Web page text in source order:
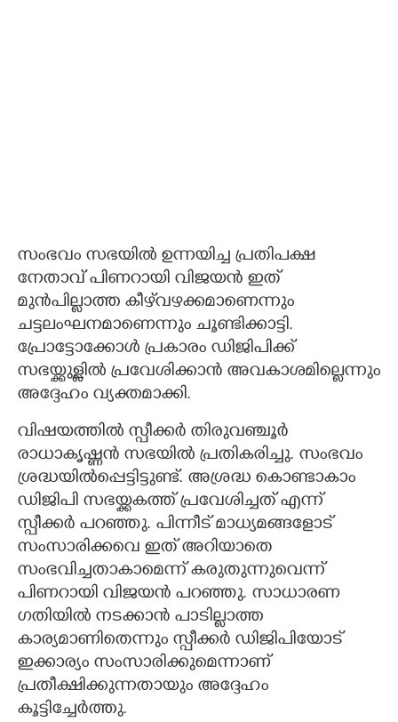
സംഭവം സഭയിൽ ഉന്നയിച്ച പ്രതിപക്ഷ
നേതാവ് പിണറായി വിജയൻ ഇത്
മുൻപില്ലാത്ത കീഴ്‌വഴക്കമാണെന്നും
ചട്ടലംഘനമാണെന്നും ചൂണ്ടിക്കാട്ടി.
പ്രോട്ടോക്കോൾ പ്രകാരം ഡിജിപിക്ക്
സഭയ്ക്കുള്ളിൽ പ്രവേശിക്കാൻ അവകാശമില്ലെന്നും
അദ്ദേഹം വ്യക്തമാക്കി.
വിഷയത്തിൽ സ്പീക്കർ തിരുവഞ്ചൂർ
രാധാകൃഷ്ണൻ സഭയിൽ പ്രതികരിച്ചു. സംഭവം
ശ്രദ്ധയിൽപ്പെട്ടിട്ടുണ്ട്. അശ്രദ്ധ കൊണ്ടാകാം
ഡിജിപി സഭയ്ക്കകത്ത് പ്രവേശിച്ചത് എന്ന്
സ്പീക്കർ പറഞ്ഞു. പിന്നീട് മാധ്യമങ്ങളോട്
സംസാരിക്കവെ ഇത് അറിയാതെ
സംഭവിച്ചതാകാമെന്ന് കരുതുന്നുവെന്ന്
പിണറായി വിജയൻ പറഞ്ഞു. സാധാരണ
ഗതിയിൽ നടക്കാൻ പാടില്ലാത്ത
കാര്യമാണിതെന്നും സ്പീക്കർ ഡിജിപിയോട്
ഇക്കാര്യം സംസാരിക്കുമെന്നാണ്
പ്രതീക്ഷിക്കുന്നതായും അദ്ദേഹം
കൂട്ടിച്ചേർത്തു.